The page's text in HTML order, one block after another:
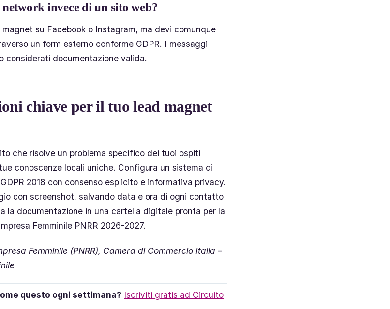
network invece di un sito web?
su Facebook o Instagram, ma devi comunque
un form esterno conforme GDPR. I messaggi
considerati documentazione valida.
chiave per il tuo lead magnet
che risolve un problema specifico dei tuoi ospiti
conoscenze locali uniche. Configura un sistema di
2018 con consenso esplicito e informativa privacy.
con screenshot, salvando data e ora di ogni contatto
la documentazione in una cartella digitale pronta per la
Femminile PNRR 2026-2027.
Femminile (PNRR), Camera di Commercio Italia –
questo ogni settimana? Iscriviti gratis ad Circuito